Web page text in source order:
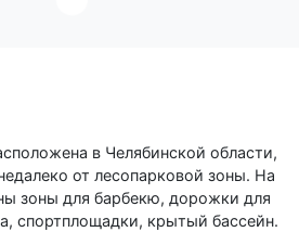
в Челябинской области,
от лесопарковой зоны. На
зоны для барбекю, дорожки для
спортплощадки, крытый бассейн.